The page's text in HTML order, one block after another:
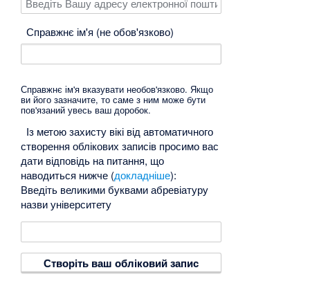
Справжнє ім'я (не обов'язково)
Справжнє ім'я вказувати необов'язково. Якщо
ви його зазначите, то саме з ним може бути
пов'язаний увесь ваш доробок.
Із метою захисту вікі від автоматичного
створення облікових записів просимо вас
дати відповідь на питання, що
наводиться нижче (докладніше):
Введіть великими буквами абревіатуру
назви університету
Створіть ваш обліковий запис